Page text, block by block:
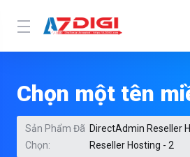
Chọn một tên
Sản Phẩm Đã
Chọn:
DirectAdmin Reseller
Reseller Hosting - 2